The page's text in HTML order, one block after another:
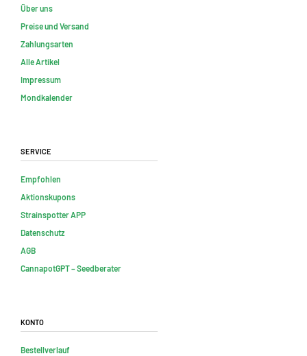
Über uns
Preise und Versand
Zahlungsarten
Alle Artikel
Impressum
Mondkalender
Service
Empfohlen
Aktionskupons
Strainspotter APP
Datenschutz
AGB
CannapotGPT – Seedberater
Konto
Bestellverlauf